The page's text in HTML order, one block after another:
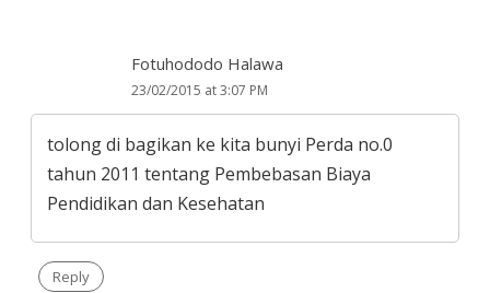
Fotuhododo Halawa
23/02/2015 at 3:07 PM
tolong di bagikan ke kita bunyi Perda no.0
tahun 2011 tentang Pembebasan Biaya
Pendidikan dan Kesehatan
Reply